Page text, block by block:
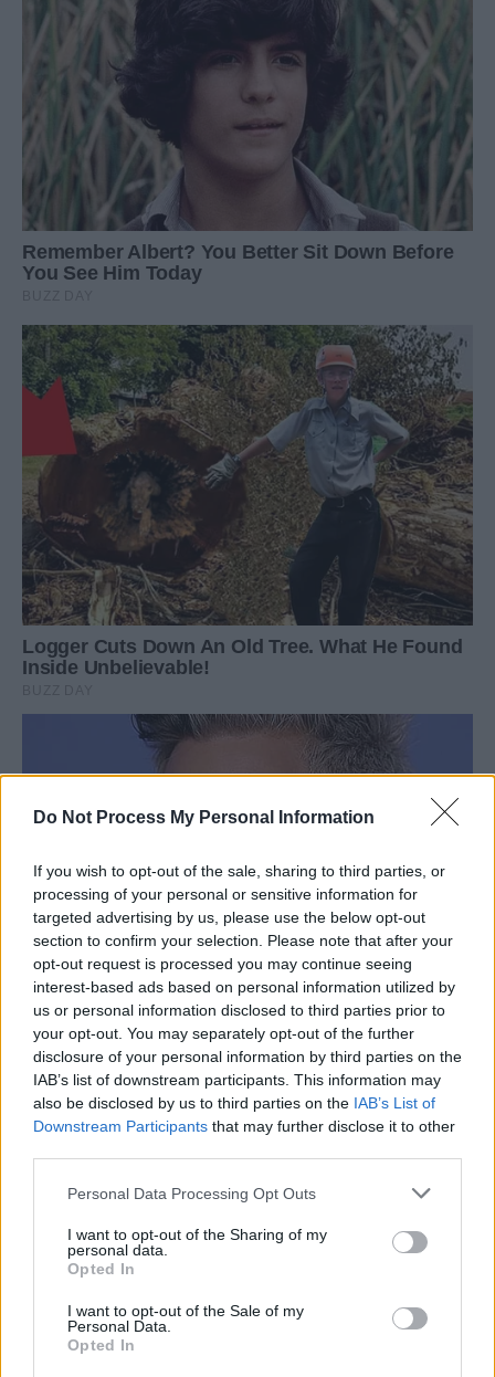
Do Not Process My Personal Information
If you wish to opt-out of the sale, sharing to third parties, or
processing of your personal or sensitive information for
targeted advertising by us, please use the below opt-out
section to confirm your selection. Please note that after your
opt-out request is processed you may continue seeing
interest-based ads based on personal information utilized by
us or personal information disclosed to third parties prior to
your opt-out. You may separately opt-out of the further
disclosure of your personal information by third parties on the
IAB’s list of downstream participants. This information may
also be disclosed by us to third parties on the IAB’s List of
Downstream Participants that may further disclose it to other
Personal Data Processing Opt Outs
I want to opt-out of the Sharing of my
personal data.
Opted In
I want to opt-out of the Sale of my
Personal Data.
Opted In